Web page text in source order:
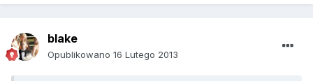
blake
Opublikowano 16 Lutego 2013